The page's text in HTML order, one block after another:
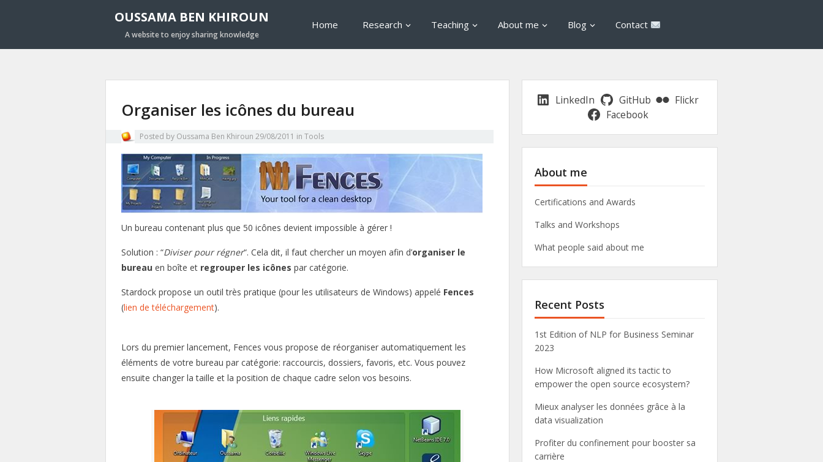
OUSSAMA BEN KHIROUN
A website to enjoy sharing knowledge
Home Research Teaching About me Blog Contact
Organiser les icônes du bureau
Posted by Oussama Ben Khiroun 29/08/2011 in Tools
Un bureau contenant plus que 50 icônes devient impossible à gérer !
Solution : “Diviser pour régner“. Cela dit, il faut chercher un moyen afin d’organiser le
bureau en boîte et regrouper les icônes par catégorie.
Stardock propose un outil très pratique (pour les utilisateurs de Windows) appelé Fences
(lien de téléchargement).
Lors du premier lancement, Fences vous propose de réorganiser automatiquement les
éléments de votre bureau par catégorie: raccourcis, dossiers, favoris, etc. Vous pouvez
ensuite changer la taille et la position de chaque cadre selon vos besoins.
LinkedIn GitHub
Flickr
Facebook
About me
Certifications and Awards
Talks and Workshops
What people said about me
Recent Posts
1st Edition of NLP for Business Seminar
2023
How Microsoft aligned its tactic to
empower the open source ecosystem?
Mieux analyser les données grâce à la
data visualization
Profiter du confinement pour booster sa
carrière